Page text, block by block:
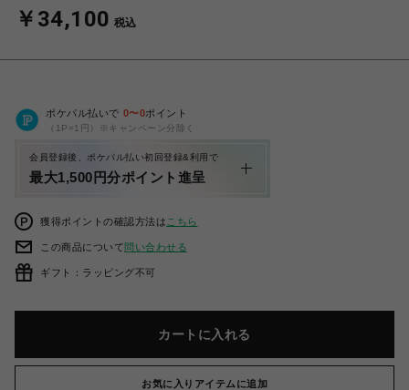
￥34,100 税込
ポケパル払いで 0〜0ポイント
（1P=1円）※キャンペーン分除く
会員登録後、ポケパル払い初回登録&利用で
最大1,500円分ポイント進呈
獲得ポイントの確認方法は こちら
この商品について問い合わせる
ギフト：ラッピング不可
カートに入れる
お気に入りアイテムに追加